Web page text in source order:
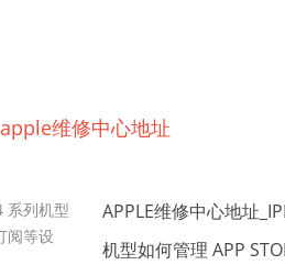
apple维修中心地址
APPLE维修中心地址
机型如何管理 APP